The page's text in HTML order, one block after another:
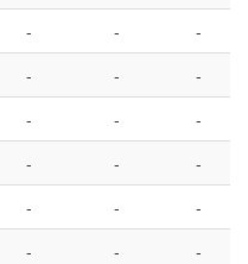
- -
-
- -
-
- -
-
- -
-
- -
-
- -
-